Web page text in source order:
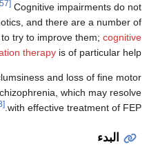
interaction.
Cognitive
to antipsychotics, and there
that are used to try to improve
remediation therapyis of
soft signsof clumsiness and
often found in schizophrenia,
with effective